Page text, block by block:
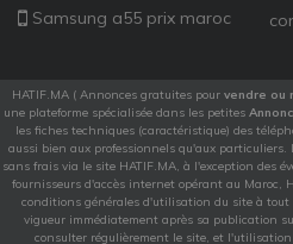
Samsung a55 prix maroc
HATIF.MA ( Annonces gratuites pour vendre ou
une plateforme spécialisée dans les petites
les fiches techniques (caractéristique) des
aussi bien aux professionnels qu'aux particuliers.
sans frais via le site HATIF.MA, à l'exception des
fournisseurs d'accès internet opérant au Maroc,
conditions générales d'utilisation du site à
vigueur immédiatement après sa publication
consulter régulièrement le site, et